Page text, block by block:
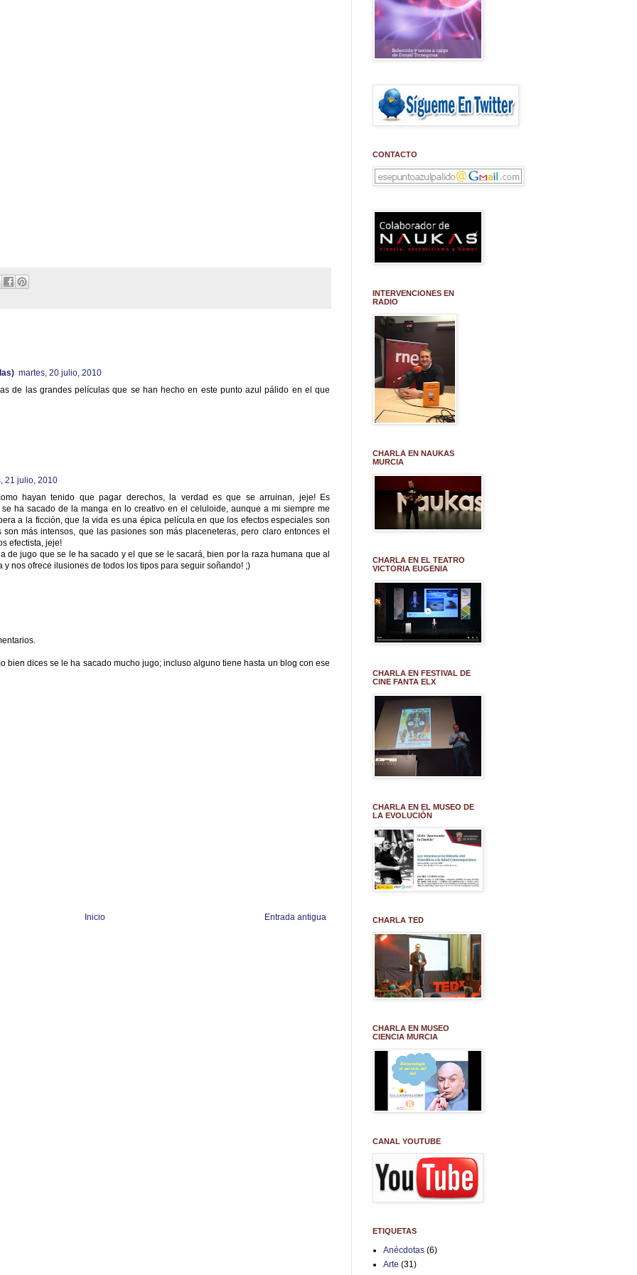
martes, 20 julio, 2010
de las grandes películas que se han hecho en este punto azul pálido en el que
21 julio, 2010
hayan tenido que pagar derechos, la verdad es que se arruinan, jeje! Es
ha sacado de la manga en lo creativo en el celuloide, aunque a mi siempre me
a la ficción, que la vida es una épica película en que los efectos especiales son
más intensos, que las pasiones son más placeneteras, pero claro entonces el
efectista, jeje!
de jugo que se le ha sacado y el que se le sacará, bien por la raza humana que al
nos ofrece ilusiones de todos los tipos para seguir soñando! ;)
bien dices se le ha sacado mucho jugo; incluso alguno tiene hasta un blog con ese
Entrada antigua
Inicio
CONTACTO
INTERVENCIONES EN
RADIO
CHARLA EN NAUKAS
MURCIA
CHARLA EN EL TEATRO
VICTORIA EUGENIA
CHARLA EN FESTIVAL DE
CINE FANTA ELX
CHARLA EN EL MUSEO DE
LA EVOLUCIÓN
CHARLA TED
CHARLA EN MUSEO
CIENCIA MURCIA
CANAL YOUTUBE
ETIQUETAS
Anécdotas (6)
Arte (31)